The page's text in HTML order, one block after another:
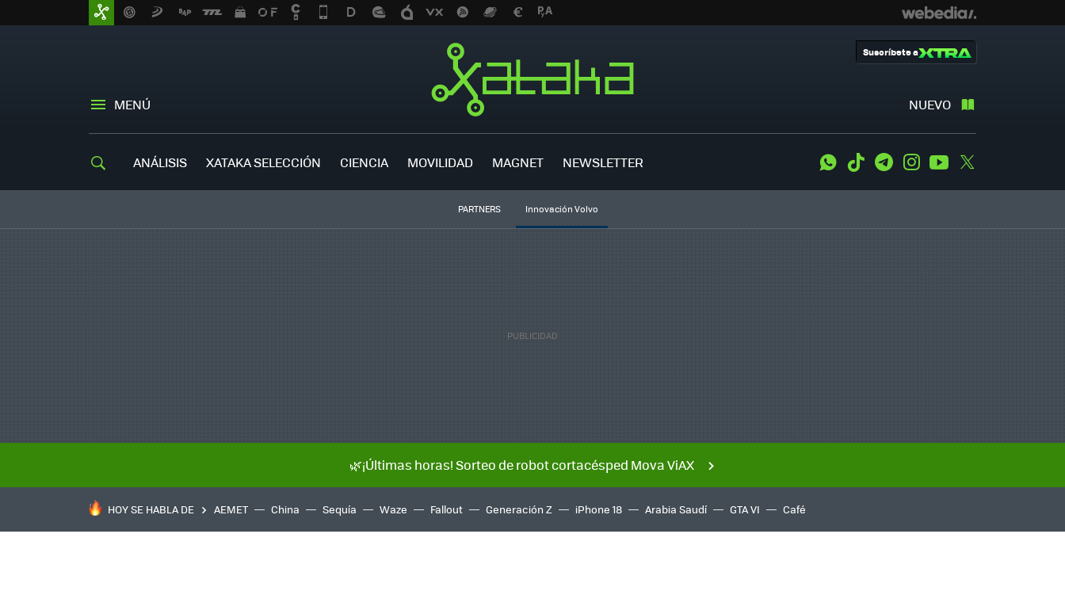
MENÚ NUEVO
Suscríbete a
ANÁLISIS XATAKA SELECCIÓN CIENCIA MOVILIDAD MAGNET NEWSLETTER WhatsApp
Tiktok TelegramInstagramYoutube
PARTNERS Innovación Volvo
🌿¡Últimas horas! Sorteo de robot cortacésped Mova ViAX
HOY SE HABLA DE AEMET China Sequía Waze Fallout Generación Z iPhone 18 Arabia Saudí GTA VI Café